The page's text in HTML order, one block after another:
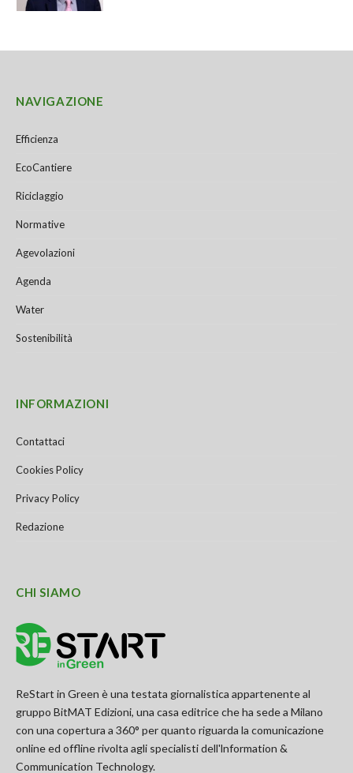
NAVIGAZIONE
Efficienza
EcoCantiere
Riciclaggio
Normative
Agevolazioni
Agenda
Water
Sostenibilità
INFORMAZIONI
Contattaci
Cookies Policy
Privacy Policy
Redazione
CHI SIAMO
ReStart in Green è una testata giornalistica appartenente al
gruppo BitMAT Edizioni, una casa editrice che ha sede a Milano
con una copertura a 360° per quanto riguarda la comunicazione
online ed offline rivolta agli specialisti dell'lnformation &
Communication Technology.